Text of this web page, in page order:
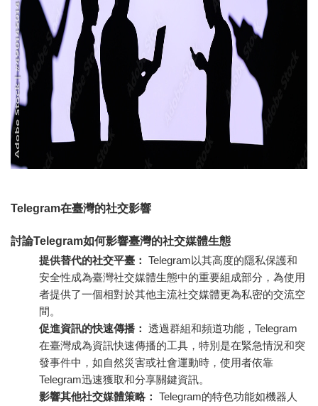
Telegram在臺灣的社交影響
討論Telegram如何影響臺灣的社交媒體生態
提供替代的社交平臺： Telegram以其高度的隱私保護和
安全性成為臺灣社交媒體生態中的重要組成部分，為使用
者提供了一個相對於其他主流社交媒體更為私密的交流空
間。
促進資訊的快速傳播： 透過群組和頻道功能，Telegram
在臺灣成為資訊快速傳播的工具，特別是在緊急情況和突
發事件中，如自然災害或社會運動時，使用者依靠
Telegram迅速獲取和分享關鍵資訊。
影響其他社交媒體策略： Telegram的特色功能如機器人